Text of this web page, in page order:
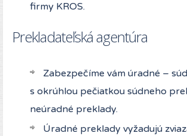
firmy KROS.
Prekladateľská agentúra
Zabezpečíme vám úradné –
s okrúhlou pečiatkou súdneho
neúradné preklady.
Úradné preklady vyžadujú